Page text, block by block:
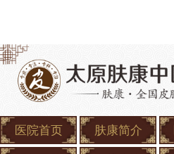
医院首页 肤康简介